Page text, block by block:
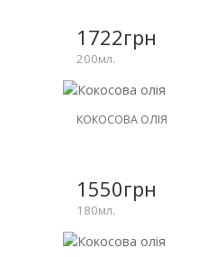
1722грн
200мл.
КОКОСОВА ОЛІЯ
1550грн
180мл.